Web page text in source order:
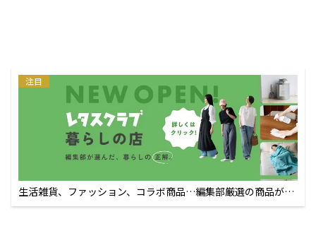
注目
生活雑貨、ファッション、コラボ商品…編集部厳選の商品が買
えるECサイト